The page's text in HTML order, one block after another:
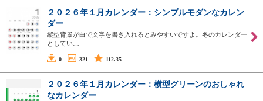
２０２６年１月カレンダー：シンプルモダンなカレン
ダー
縦型背景が白で文字を書き入れるとみやすいですよ。冬のカレンダー
としてい…
0 321 112.35
２０２６年１月カレンダー：横型グリーンのおしゃれ
なカレンダー